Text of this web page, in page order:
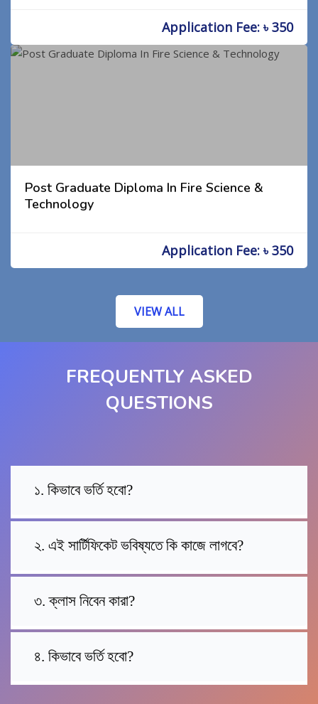
Application Fee: ৳ 350
Post Graduate Diploma In Fire Science &
Technology
Application Fee: ৳ 350
VIEW ALL
FREQUENTLY ASKED
QUESTIONS
১. কিভাবে ভর্তি হবো?
২. এই সার্টিফিকেট ভবিষ্যতে কি কাজে লাগবে?
৩. ক্লাস নিবেন কারা?
৪. কিভাবে ভর্তি হবো?